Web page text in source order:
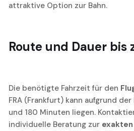
attraktive Option zur Bahn.
Route und Dauer bis
Die benötigte Fahrzeit für den
FRA (Frankfurt) kann aufgrund
und 180 Minuten liegen.
individuelle Beratung zur